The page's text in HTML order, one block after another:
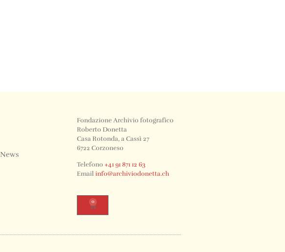
News
Fondazione Archivio fotografico
Roberto Donetta
Casa Rotonda, a Cassì 27
6722 Corzoneso
Telefono +41 91 871 12 63
Email info@archiviodonetta.ch
0